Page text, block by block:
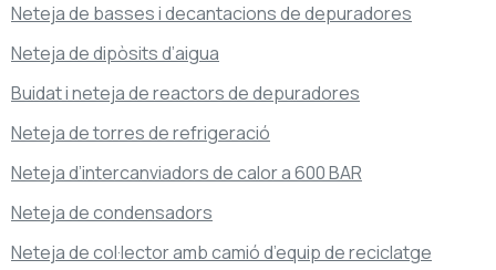
Neteja de basses i decantacions de depuradores
Neteja de dipòsits d’aigua
Buidat i neteja de reactors de depuradores
Neteja de torres de refrigeració
Neteja d’intercanviadors de calor a 600 BAR
Neteja de condensadors
Neteja de col·lector amb camió d’equip de reciclatge